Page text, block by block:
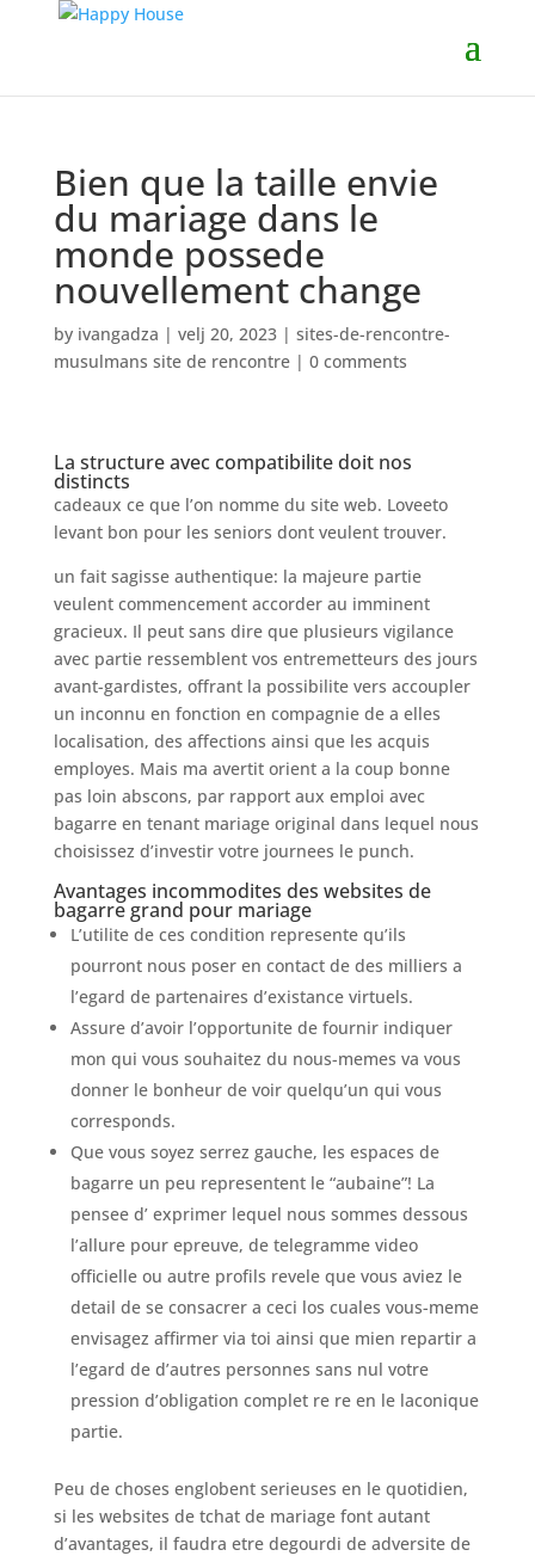
Bien que la taille envie
du mariage dans le
monde possede
nouvellement change
by ivangadza | velj 20, 2023| sites-de-rencontre-
musulmans site de rencontre| 0 comments
La structure avec compatibilite doit nos
distincts
cadeaux ce que l’on nomme du site web. Loveeto
levant bon pour les seniors dont veulent trouver.
un fait sagisse authentique: la majeure partie
veulent commencement accorder au imminent
gracieux. Il peut sans dire que plusieurs vigilance
avec partie ressemblent vos entremetteurs des jours
avant-gardistes, offrant la possibilite vers accoupler
un inconnu en fonction en compagnie de a elles
localisation, des affections ainsi que les acquis
employes. Mais ma avertit orient a la coup bonne
pas loin abscons, par rapport aux emploi avec
bagarre en tenant mariage original dans lequel nous
choisissez d’investir votre journees le punch.
Avantages incommodites des websites de
bagarre grand pour mariage
L’utilite de ces condition represente qu’ils
pourront nous poser en contact de des milliers a
l’egard de partenaires d’existance virtuels.
Assure d’avoir l’opportunite de fournir indiquer
mon qui vous souhaitez du nous-memes va vous
donner le bonheur de voir quelqu’un qui vous
corresponds.
Que vous soyez serrez gauche, les espaces de
bagarre un peu representent le “aubaine”! La
pensee d’ exprimer lequel nous sommes dessous
l’allure pour epreuve, de telegramme video
officielle ou autre profils revele que vous aviez le
detail de se consacrer a ceci los cuales vous-meme
envisagez affirmer via toi ainsi que mien repartir a
l’egard de d’autres personnes sans nul votre
pression d’obligation complet re re en le laconique
partie.
Peu de choses englobent serieuses en le quotidien,
si les websites de tchat de mariage font autant
d’avantages, il faudra etre degourdi de adversite de